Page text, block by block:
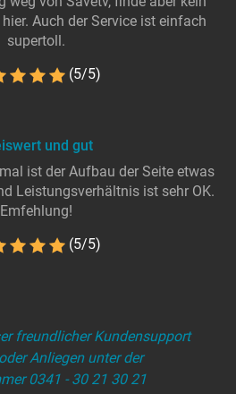
Auch der Service ist einfach
supertoll.
(5/5)
und gut
ist der Aufbau der Seite etwas
Leistungsverhältnis ist sehr OK.
Emfehlung!
(5/5)
freundlicher Kundensupport
Anliegen unter der
0341 - 30 21 30 21